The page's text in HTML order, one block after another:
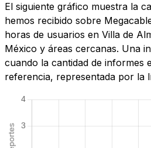
El siguiente gráfico muestra la
hemos recibido sobre
horas de usuarios en Villa de
México y áreas cercanas. Una
cuando la cantidad de informes
referencia, representada por la